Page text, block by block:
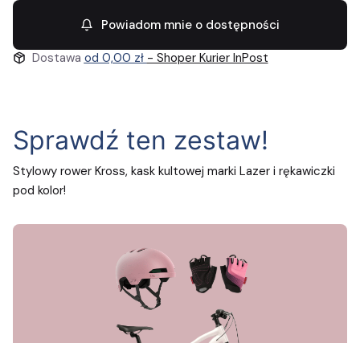
Powiadom mnie o dostępności
Dostawa od 0,00 zł - Shoper Kurier InPost
Sprawdź ten zestaw!
Stylowy rower Kross, kask kultowej marki Lazer i rękawiczki
pod kolor!